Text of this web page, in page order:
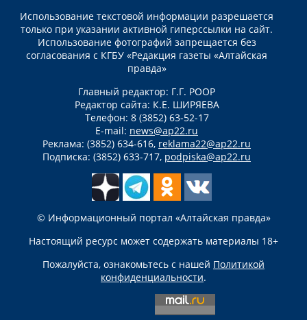
Использование текстовой информации разрешается
только при указании активной гиперссылки на сайт.
Использование фотографий запрещается без
согласования с КГБУ «Редакция газеты «Алтайская
правда»
Главный редактор: Г.Г. РООР
Редактор сайта: К.Е. ШИРЯЕВА
Телефон: 8 (3852) 63-52-17
E-mail: news@ap22.ru
Реклама: (3852) 634-616, reklama22@ap22.ru
Подписка: (3852) 633-717, podpiska@ap22.ru
© Информационный портал «Алтайская правда»
Настоящий ресурс может содержать материалы 18+
Пожалуйста, ознакомьтесь с нашей Политикой
конфиденциальности.